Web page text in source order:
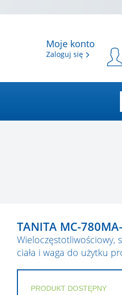
Moje konto
Zaloguj się
TANITA MC-
Wieloczęstotliwościowy,
ciała i waga do użytku
PRODUKT DOSTĘPNY